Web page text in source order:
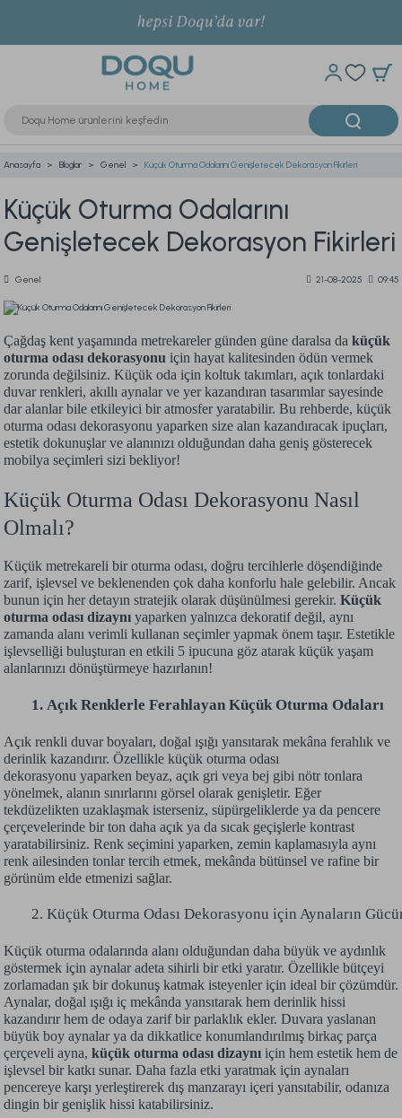
Anasayfa Bloglar Genel Küçük Oturma Odalarını Genişletecek Dekorasyon Fikirleri
Küçük Oturma Odalarını
Genişletecek Dekorasyon Fikirleri
Genel 21-08-2025 09:45
Çağdaş kent yaşamında metrekareler günden güne daralsa da küçük
oturma odası dekorasyonu için hayat kalitesinden ödün vermek
zorunda değilsiniz. Küçük oda için koltuk takımları, açık tonlardaki
duvar renkleri, akıllı aynalar ve yer kazandıran tasarımlar sayesinde
dar alanlar bile etkileyici bir atmosfer yaratabilir. Bu rehberde, küçük
oturma odası dekorasyonu yaparken size alan kazandıracak ipuçları,
estetik dokunuşlar ve alanınızı olduğundan daha geniş gösterecek
mobilya seçimleri sizi bekliyor!
Küçük Oturma Odası Dekorasyonu Nasıl
Olmalı?
Küçük metrekareli bir oturma odası, doğru tercihlerle döşendiğinde
zarif, işlevsel ve beklenenden çok daha konforlu hale gelebilir. Ancak
bunun için her detayın stratejik olarak düşünülmesi gerekir. Küçük
oturma odası dizaynı yaparken yalnızca dekoratif değil, aynı
zamanda alanı verimli kullanan seçimler yapmak önem taşır. Estetikle
işlevselliği buluşturan en etkili 5 ipucuna göz atarak küçük yaşam
alanlarınızı dönüştürmeye hazırlanın!
Açık Renklerle Ferahlayan Küçük Oturma Odaları
Açık renkli duvar boyaları, doğal ışığı yansıtarak mekâna ferahlık ve
derinlik kazandırır. Özellikle küçük oturma odası
dekorasyonu yaparken beyaz, açık gri veya bej gibi nötr tonlara
yönelmek, alanın sınırlarını görsel olarak genişletir. Eğer
tekdüzelikten uzaklaşmak isterseniz, süpürgeliklerde ya da pencere
çerçevelerinde bir ton daha açık ya da sıcak geçişlerle kontrast
yaratabilirsiniz. Renk seçimini yaparken, zemin kaplamasıyla aynı
renk ailesinden tonlar tercih etmek, mekânda bütünsel ve rafine bir
görünüm elde etmenizi sağlar.
Küçük Oturma Odası Dekorasyonu için Aynaların
Küçük oturma odalarında alanı olduğundan daha büyük ve aydınlık
göstermek için aynalar adeta sihirli bir etki yaratır. Özellikle bütçeyi
zorlamadan şık bir dokunuş katmak isteyenler için ideal bir çözümdür.
Aynalar, doğal ışığı iç mekânda yansıtarak hem derinlik hissi
kazandırır hem de odaya zarif bir parlaklık ekler. Duvara yaslanan
büyük boy aynalar ya da dikkatlice konumlandırılmış birkaç parça
çerçeveli ayna, küçük oturma odası dizaynı için hem estetik hem de
işlevsel bir katkı sunar. Daha fazla etki yaratmak için aynaları
pencereye karşı yerleştirerek dış manzarayı içeri yansıtabilir, odanıza
dingin bir genişlik hissi katabilirsiniz.